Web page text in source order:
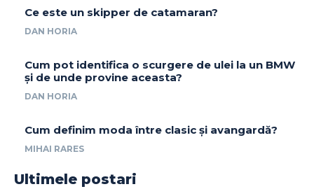
Ce este un skipper de catamaran?
DAN HORIA
Cum pot identifica o scurgere de ulei la un BMW
și de unde provine aceasta?
DAN HORIA
Cum definim moda între clasic și avangardă?
MIHAI RARES
Ultimele postari